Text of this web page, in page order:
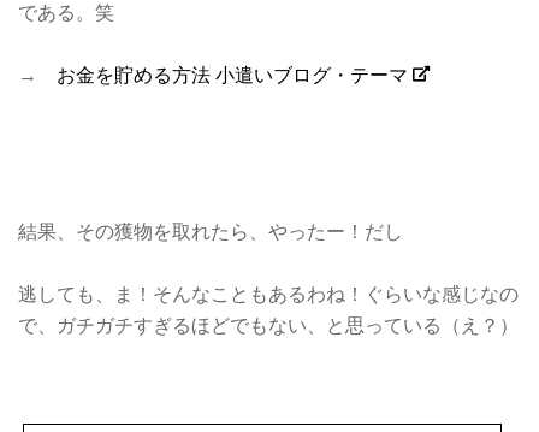
である。笑
→ お金を貯める方法 小遣いブログ・テーマ
結果、その獲物を取れたら、やったー！だし
逃しても、ま！そんなこともあるわね！ぐらいな感じなの
で、ガチガチすぎるほどでもない、と思っている（え？）